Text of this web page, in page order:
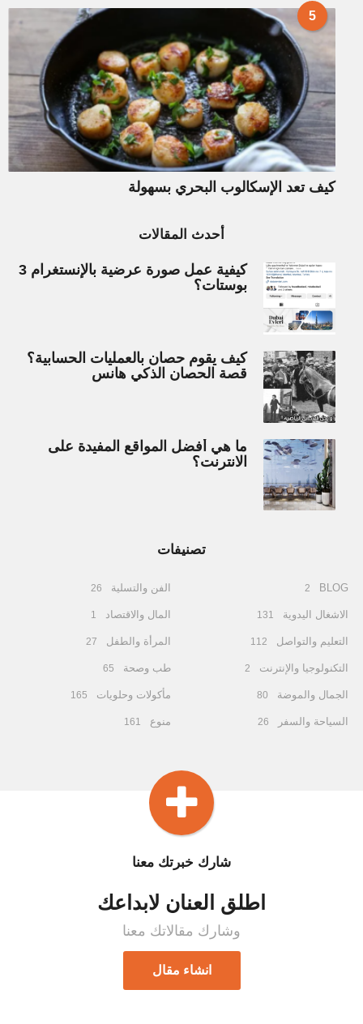
5
كيف تعد الإسكالوب البحري بسهولة
أحدث المقالات
كيفية عمل صورة عرضية بالإنستغرام 3
بوستات؟
كيف يقوم حصان بالعمليات الحسابية؟
قصة الحصان الذكي هانس
ما هي أفضل المواقع المفيدة على
الانترنت؟
تصنيفات
BLOG
2
الاشغال اليدوية 131
التعليم والتواصل 112
التكنولوجيا والإنترنت 2
الجمال والموضة 80
السياحة والسفر 26
الفن والتسلية 26
المال والاقتصاد 1
المرأة والطفل 27
طب وصحة 65
مأكولات وحلويات 165
منوع 161
شارك خبرتك معنا
اطلق العنان لابداعك
وشارك مقالاتك معنا
انشاء مقال